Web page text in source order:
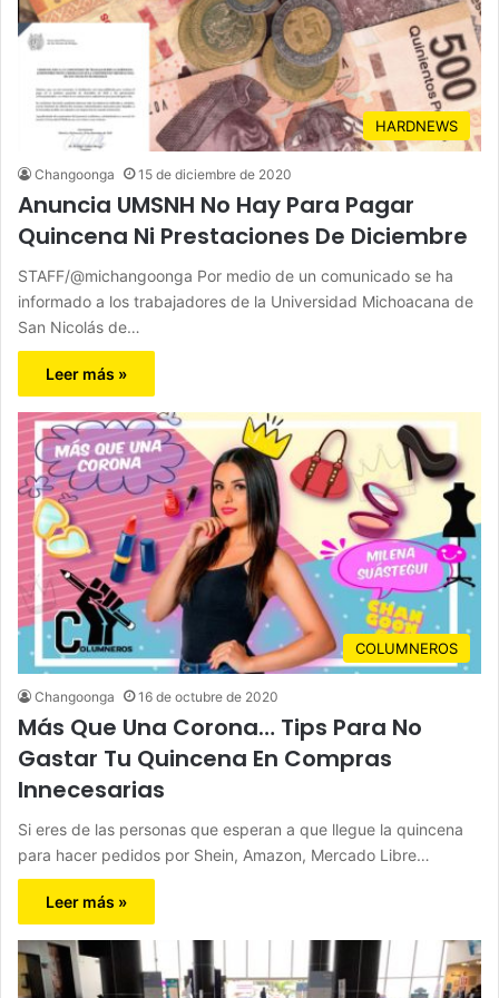
HARDNEWS
Changoonga 15 de diciembre de 2020
Anuncia UMSNH No Hay Para Pagar
Quincena Ni Prestaciones De Diciembre
STAFF/@michangoonga Por medio de un comunicado se ha
informado a los trabajadores de la Universidad Michoacana de
San Nicolás de…
Leer más »
COLUMNEROS
Changoonga 16 de octubre de 2020
Más Que Una Corona… Tips Para No
Gastar Tu Quincena En Compras
Innecesarias
Si eres de las personas que esperan a que llegue la quincena
para hacer pedidos por Shein, Amazon, Mercado Libre…
Leer más »